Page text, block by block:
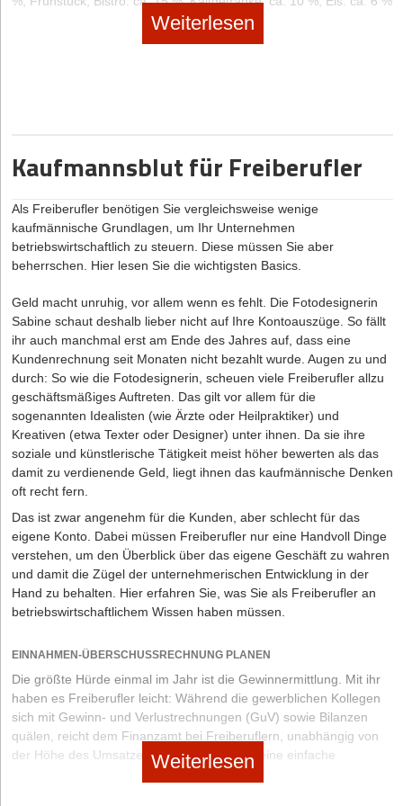
Wichtige Kontakte für selbstständige Design Thinking
webinale.de/ideation-design-thinking/
www.designthinkingconference.com
Die AutorinPauline Tonhauser ist CEO und Gründerin der
DesignThinkingCoach Academy . Zusammen mit ihrem Team
Übersetzungsagenturen zusammenarbeiten, nicht in eine
Scheinselbstständigkeit zu geraten. Haben Sie hier vertraglich
bietet Ihnen zahlreiche Vorteile, z.B.:
Sie müssen keine Gewerbesteuer zahlen
Der Eintrag ins Handelsregister fällt weg, sofern Sie keine
Kapitalgesellschaft gründen
keinen Jahresabschluss aufstellen
Sie müssen Angaben über Ihre Gewinne und Verluste nicht
Zur Gewinnermittlung ist es ausreichend, wenn Sie eine EÜR
(Einnahmen-Überschuss-Rechnung) beim Finanzamt
einreichen
Sie sind kein Mitglied der IHK oder HWK, daher entfallen die
Kammergebühren
2. Lassen Sie einen ansprechenden Internetauftritt erstellen
Dafür müssen Sie zunächst wohl etwas Geld investieren, eine
moderne Webseite mit ansprechendem und professionellen
Design, welche suchmaschinenoptimiert ist, wird Ihnen jedoch auf
lange Sicht deutlich mehr nützen, da Sie damit mehr Kund/innen
überzeugen.
3. Gehen Sie mit klarer Struktur an Ihre Aufträge heran und
viele Arbeitsschritte, die Übersetzer/innen nebenbei erledigen
müssen, werden bei der Preiskalkulation gern vernachlässigt.
Wichtige Kontakte für selbstständige Übersetzer/innen
Weiterlesen
Kaufmannsblut für Freiberufler
Als Freiberufler benötigen Sie vergleichsweise wenige
kaufmännische Grundlagen, um Ihr Unternehmen
betriebswirtschaftlich zu steuern. Diese müssen Sie aber
beherrschen. Hier lesen Sie die wichtigsten Basics.
Geld macht unruhig, vor allem wenn es fehlt. Die Fotodesignerin
Sabine schaut deshalb lieber nicht auf Ihre Kontoauszüge. So fällt
ihr auch manchmal erst am Ende des Jahres auf, dass eine
Kundenrechnung seit Monaten nicht bezahlt wurde. Augen zu und
durch: So wie die Fotodesignerin, scheuen viele Freiberufler allzu
geschäftsmäßiges Auftreten. Das gilt vor allem für die
sogenannten Idealisten (wie Ärzte oder Heilpraktiker) und
Kreativen (etwa Texter oder Designer) unter ihnen. Da sie ihre
soziale und künstlerische Tätigkeit meist höher bewerten als das
damit zu verdienende Geld, liegt ihnen das kaufmännische Denken
oft recht fern.
Das ist zwar angenehm für die Kunden, aber schlecht für das
eigene Konto. Dabei müssen Freiberufler nur eine Handvoll Dinge
verstehen, um den Überblick über das eigene Geschäft zu wahren
und damit die Zügel der unternehmerischen Entwicklung in der
Hand zu behalten. Hier erfahren Sie, was Sie als Freiberufler an
betriebswirtschaftlichem Wissen haben müssen.
EINNAHMEN-ÜBERSCHUSSRECHNUNG PLANEN
Die größte Hürde einmal im Jahr ist die Gewinnermittlung. Mit ihr
haben es Freiberufler leicht: Während die gewerblichen Kollegen
sich mit Gewinn- und Verlustrechnungen (GuV) sowie Bilanzen
quälen, reicht dem Finanzamt bei Freiberuflern, unabhängig von
der Höhe des Umsatzes und des Gewinns, eine einfache
Weiterlesen